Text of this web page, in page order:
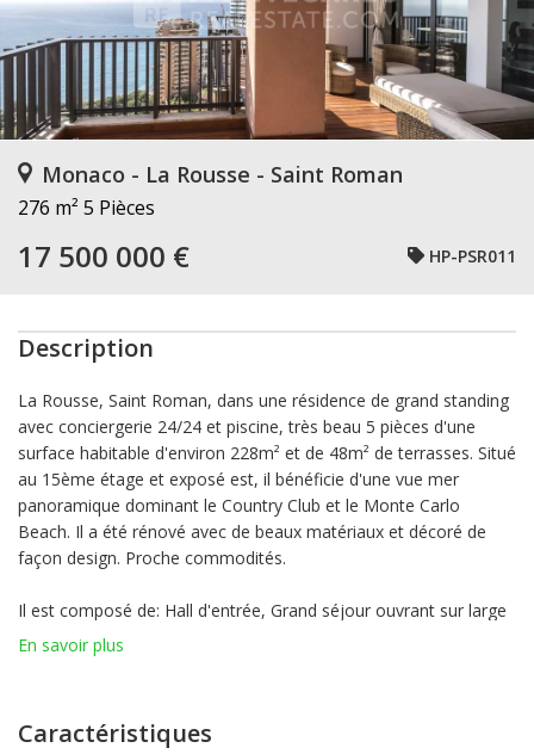
Monaco - La Rousse - Saint Roman
276 m² 5 Pièces
17 500 000 € HP-PSR011
Description
La Rousse, Saint Roman, dans une résidence de grand standing
avec conciergerie 24/24 et piscine, très beau 5 pièces d'une
surface habitable d'environ 228m² et de 48m² de terrasses. Situé
au 15ème étage et exposé est, il bénéficie d'une vue mer
panoramique dominant le Country Club et le Monte Carlo
Beach. Il a été rénové avec de beaux matériaux et décoré de
façon design. Proche commodités.
Il est composé de: Hall d'entrée, Grand séjour ouvrant sur large
terrasse (vue mer), Cuisine entièrement équipée avec coin repas
(vue mer), Chambre de maître avec sa salle de douche complète
terrasse, une salle de douche.
En savoir plus
Caractéristiques